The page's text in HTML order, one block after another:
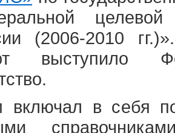
(2006-2010
выступило
включал в себя